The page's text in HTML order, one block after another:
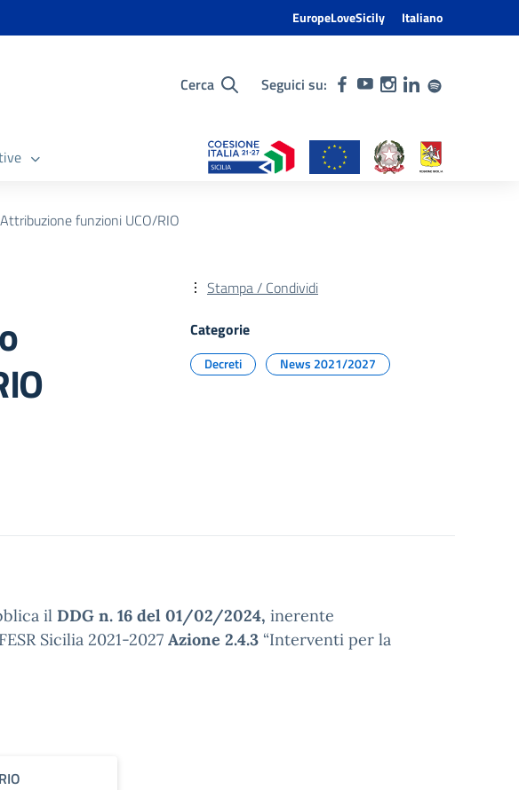
EuropeLoveSicily Italiano
Cerca Seguici su:
funzioni UCO/RIO
Stampa / Condividi
Categorie
Decreti News 2021/2027
il DDG n. 16 del 01/02/2024, inerente
Sicilia 2021-2027 Azione 2.4.3 “Interventi per la